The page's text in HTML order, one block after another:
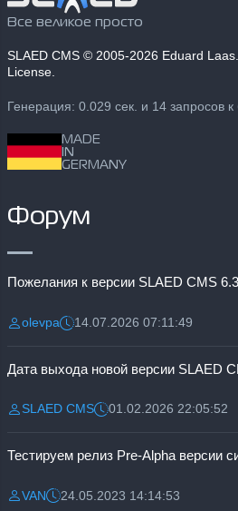
Все великое просто
SLAED CMS © 2005-2026 Eduard
License.
Генерация: 0.029 сек. и 14 запросов
MADE
IN
GERMANY
Форум
Пожелания к версии SLAED CMS 6.3
Разместил:
olevpaДата:14.07.2026 07:11:49
Дата выхода новой версии SLAED
Разместил:
SLAED CMSДата:01.02.2026 22:05:52
Разместил:
VANДата:24.05.2023 14:14:53